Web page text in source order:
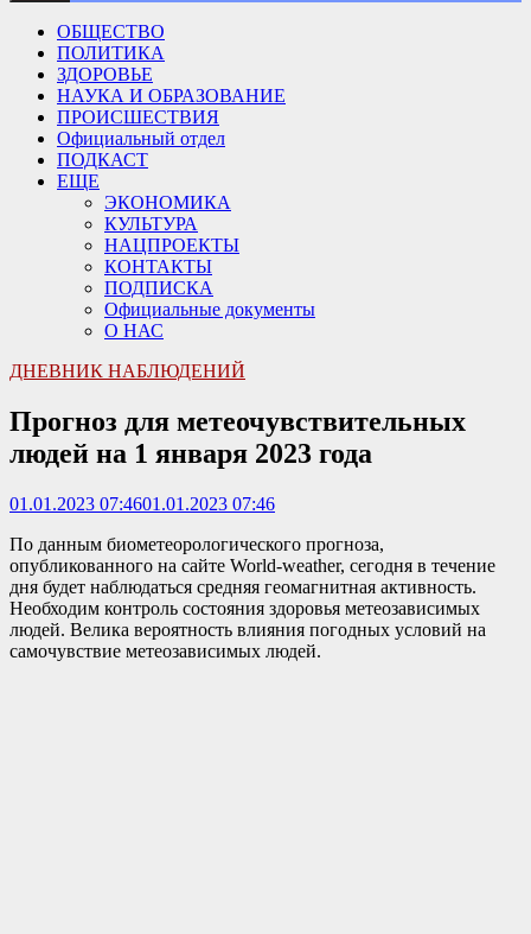
ОБЩЕСТВО
ПОЛИТИКА
ЗДОРОВЬЕ
НАУКА И ОБРАЗОВАНИЕ
ПРОИСШЕСТВИЯ
Официальный отдел
ПОДКАСТ
ЕЩЕ
ЭКОНОМИКА
КУЛЬТУРА
НАЦПРОЕКТЫ
КОНТАКТЫ
ПОДПИСКА
Официальные документы
О НАС
ДНЕВНИК НАБЛЮДЕНИЙ
Прогноз для метеочувствительных
людей на 1 января 2023 года
01.01.2023 07:4601.01.2023 07:46
По данным биометеорологического прогноза,
опубликованного на сайте World-weather, сегодня в течение
дня будет наблюдаться средняя геомагнитная активность.
Необходим контроль состояния здоровья метеозависимых
людей. Велика вероятность влияния погодных условий на
самочувствие метеозависимых людей.